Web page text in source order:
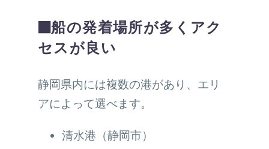
■船の発着場所が多くアク
セスが良い
静岡県内には複数の港があり、エリ
アによって選べます。
清水港（静岡市）